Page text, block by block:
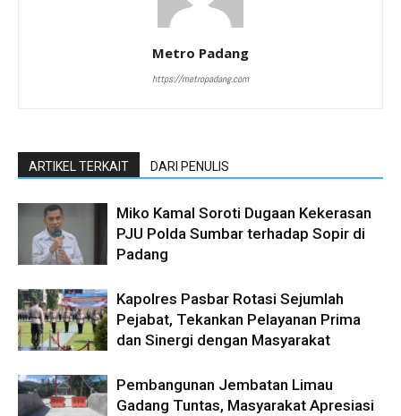
Metro Padang
https://metropadang.com
ARTIKEL TERKAIT DARI PENULIS
Miko Kamal Soroti Dugaan Kekerasan
PJU Polda Sumbar terhadap Sopir di
Padang
Kapolres Pasbar Rotasi Sejumlah
Pejabat, Tekankan Pelayanan Prima
dan Sinergi dengan Masyarakat
Pembangunan Jembatan Limau
Gadang Tuntas, Masyarakat Apresiasi